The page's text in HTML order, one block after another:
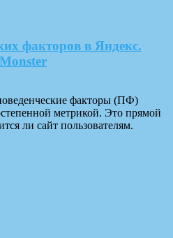
факторов в Яндекс.
факторы (ПФ)
метрикой. Это прямой
ли сайт пользователям.